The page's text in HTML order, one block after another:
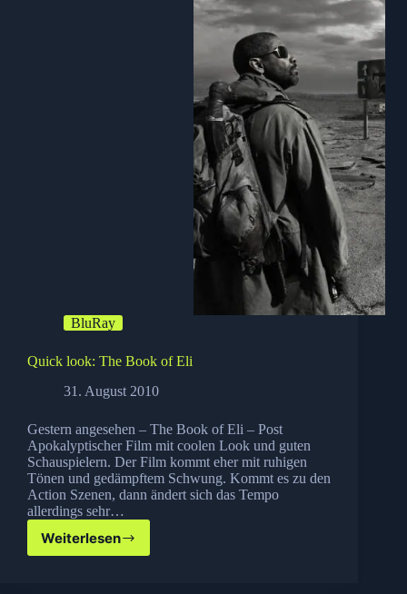
BluRay
Quick look: The Book of Eli
31. August 2010
Gestern angesehen – The Book of Eli – Post
Apokalyptischer Film mit coolen Look und guten
Schauspielern. Der Film kommt eher mit ruhigen
Tönen und gedämpftem Schwung. Kommt es zu den
Action Szenen, dann ändert sich das Tempo
allerdings sehr…
Weiterlesen
Quick